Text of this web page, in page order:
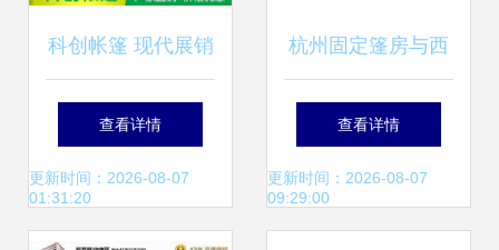
科创帐篷 现代展销
篷房的多功能应用
与优势解析
查看详情
更新时间：2026-08-07
01:31:20
杭州固定篷房与西
湖区遮阳棚造价解
析 找对直销省心省
查看详情
更新时间：2026-08-07
09:29:00